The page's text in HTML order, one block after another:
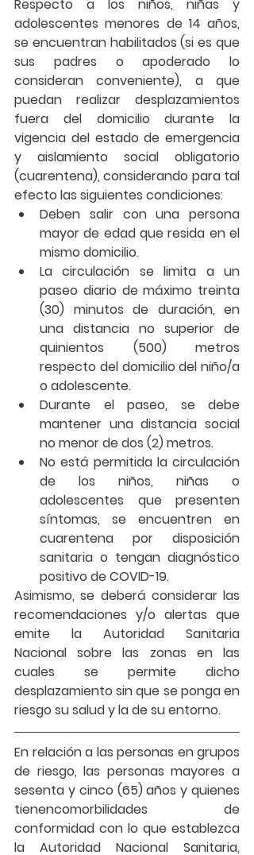
Respecto a los niños, niñas y
adolescentes menores de 14 años,
se encuentran habilitados (si es que
sus padres o apoderado lo
consideran conveniente), a que
puedan realizar desplazamientos
fuera del domicilio durante la
vigencia del estado de emergencia
y aislamiento social obligatorio
(cuarentena), considerando para tal
efecto las siguientes condiciones:
Deben salir con una persona
mayor de edad que resida en el
mismo domicilio.
La circulación se limita a un
paseo diario de máximo treinta
(30) minutos de duración, en
una distancia no superior de
quinientos (500) metros
respecto del domicilio del niño/a
o adolescente.
Durante el paseo, se debe
mantener una distancia social
no menor de dos (2) metros.
No está permitida la circulación
de los niños, niñas o
adolescentes que presenten
síntomas, se encuentren en
cuarentena por disposición
sanitaria o tengan diagnóstico
positivo de COVID-19.
Asimismo, se deberá considerar las
recomendaciones y/o alertas que
emite la Autoridad Sanitaria
Nacional sobre las zonas en las
cuales se permite dicho
desplazamiento sin que se ponga en
riesgo su salud y la de su entorno.
En relación a las personas en grupos
de riesgo, las personas mayores a
sesenta y cinco (65) años y quienes
tienencomorbilidades de
conformidad con lo que establezca
la Autoridad Nacional Sanitaria,